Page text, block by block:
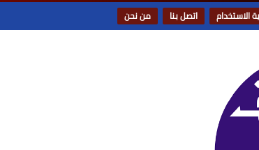
الاستخدام اتصل بنا من نحن